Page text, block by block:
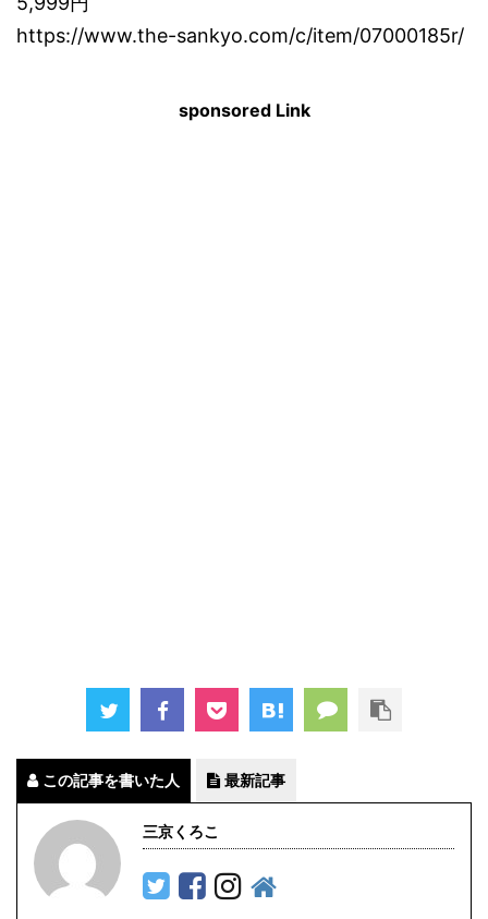
https://www.the-sankyo.com/c/item/07000185r/
sponsored Link
この記事を書いた人 最新記事
三京くろこ